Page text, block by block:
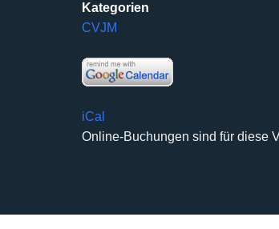
Kategorien
CVJM
iCal
Online-Buchungen sind für diese